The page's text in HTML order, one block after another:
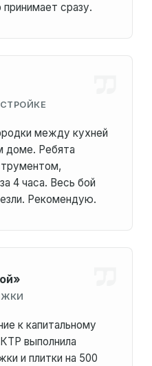
сразу.
между кухней
доме. Ребята
4 часа. Весь бой
Рекомендую.
к капитальному
выполнила
и плитки на 500